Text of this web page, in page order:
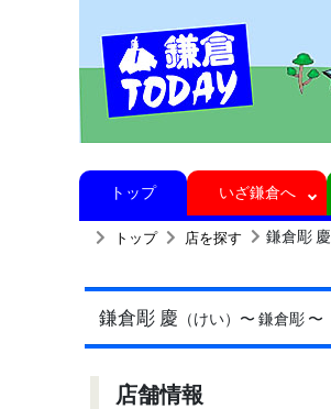
トップ いざ鎌倉へ
トップ 店を探す 鎌倉彫 慶
鎌倉彫 慶 （けい） 〜 鎌倉彫 〜
店舗情報